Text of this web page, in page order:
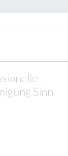
Sinn